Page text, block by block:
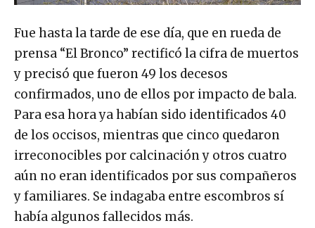
Fue hasta la tarde de ese día, que en rueda de
prensa “El Bronco” rectificó la cifra de muertos
y precisó que fueron 49 los decesos
confirmados, uno de ellos por impacto de bala.
Para esa hora ya habían sido identificados 40
de los occisos, mientras que cinco quedaron
irreconocibles por calcinación y otros cuatro
aún no eran identificados por sus compañeros
y familiares. Se indagaba entre escombros sí
había algunos fallecidos más.